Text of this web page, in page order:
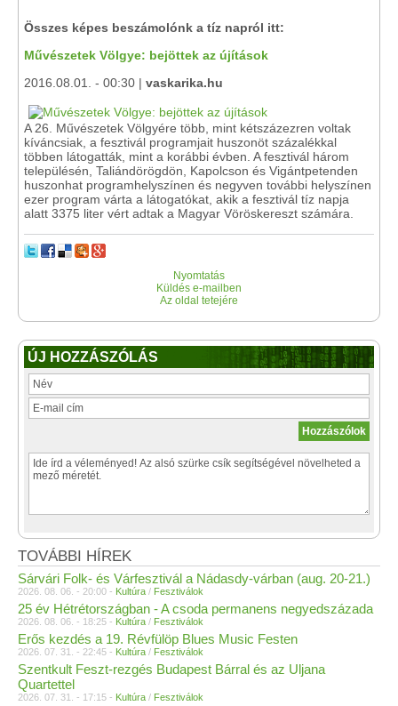
Összes képes beszámolónk a tíz napról itt:
Művészetek Völgye: bejöttek az újítások
2016.08.01. - 00:30 | vaskarika.hu
A 26. Művészetek Völgyére több, mint kétszázezren voltak
kíváncsiak, a fesztivál programjait huszonöt százalékkal
többen látogatták, mint a korábbi évben. A fesztivál három
településén, Taliándörögdön, Kapolcson és Vigántpetenden
huszonhat programhelyszínen és negyven további helyszínen
ezer program várta a látogatókat, akik a fesztivál tíz napja
alatt 3375 liter vért adtak a Magyar Vöröskereszt számára.
Nyomtatás
Küldés e-mailben
Az oldal tetejére
ÚJ HOZZÁSZÓLÁS
TOVÁBBI HÍREK
Sárvári Folk- és Várfesztivál a Nádasdy-várban (aug. 20-21.)
2026. 08. 06. - 20:00 - Kultúra / Fesztiválok
25 év Hétrétországban - A csoda permanens negyedszázada
2026. 08. 06. - 18:25 - Kultúra / Fesztiválok
Erős kezdés a 19. Révfülöp Blues Music Festen
2026. 07. 31. - 22:45 - Kultúra / Fesztiválok
Szentkult Feszt-rezgés Budapest Bárral és az Uljana
Quartettel
2026. 07. 31. - 17:15 - Kultúra / Fesztiválok